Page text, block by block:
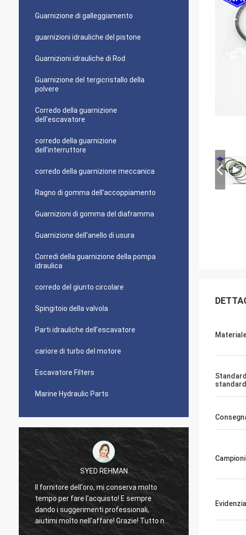
Guarnizione di galleggiamento
guarnizioni idrauliche del pistone
Guarnizioni idrauliche di Rod
Guarnizione del tergicristallo della
polvere
Corredo della guarnizione
dell'escavatore
corredo della guarnizione
dell'interruttore
corredo della guarnizione meccanica
Ragno di gomma dell'accoppiamento
Guarnizioni di gomma del diaframma
Guarnizione dell'anello di usura
Corredi della guarnizione della pompa
idraulica
corredo del giunto circolare
Spingitoio della valvola
Parti idrauliche dell'escavatore
cariore di turbo del motore
Escavatore Filters
Marine Hydraulic Parts
SYED REHMAN
Il fornitore dell'oro, mi conserva molto
tempo per fare l'acquisto! E sempre
dando i suggerimenti professionali,
aiutimi molto nell'affare! Grazie! Tutto nel
migliore ordine, le merci di buona qualità,
consueto, i
100% autentico,
eccezionale.
standard